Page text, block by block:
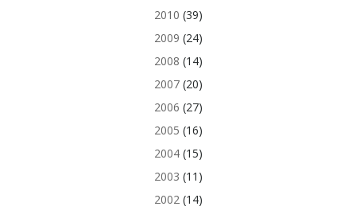
2010 (39)
2009 (24)
2008 (14)
2007(20)
2006 (27)
2005 (16)
2004(15)
2003 (11)
2002(14)